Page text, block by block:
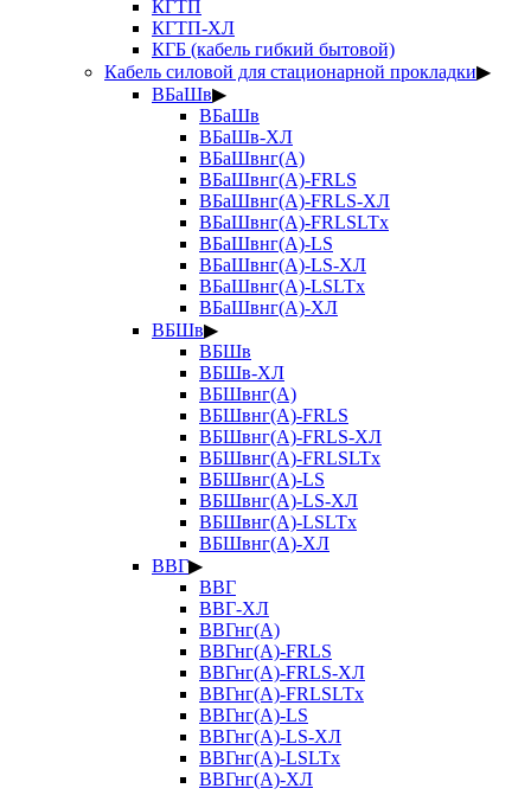
КГТП
КГТП-ХЛ
КГБ (кабель гибкий бытовой)
Кабель силовой для стационарной прокладки▶
ВБаШв▶
ВБаШв
ВБаШв-ХЛ
ВБаШвнг(А)
ВБаШвнг(А)-FRLS
ВБаШвнг(А)-FRLS-ХЛ
ВБаШвнг(А)-FRLSLTx
ВБаШвнг(А)-LS
ВБаШвнг(А)-LS-ХЛ
ВБаШвнг(А)-LSLTx
ВБаШвнг(А)-ХЛ
ВБШв▶
ВБШв
ВБШв-ХЛ
ВБШвнг(А)
ВБШвнг(А)-FRLS
ВБШвнг(А)-FRLS-ХЛ
ВБШвнг(А)-FRLSLTx
ВБШвнг(А)-LS
ВБШвнг(А)-LS-ХЛ
ВБШвнг(А)-LSLTx
ВБШвнг(А)-ХЛ
ВВГ▶
ВВГ
ВВГ-ХЛ
ВВГнг(А)
ВВГнг(А)-FRLS
ВВГнг(А)-FRLS-ХЛ
ВВГнг(А)-FRLSLTx
ВВГнг(А)-LS
ВВГнг(А)-LS-ХЛ
ВВГнг(А)-LSLTx
ВВГнг(А)-ХЛ